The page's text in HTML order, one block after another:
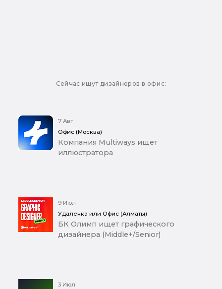
Сейчас ищут дизайнеров в офис:
7 Авг
Офис (Москва)
Компания Multiways ищет
иллюстратора
9 Июл
Удаленка или Офис (Алматы)
БК Олимп ищет графического
дизайнера (Middle+/Senior)
3 Июл